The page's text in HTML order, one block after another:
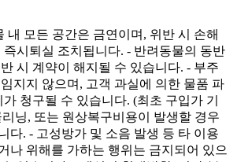
내 모든 공간은 금연이며, 위반 시 손해
즉시퇴실 조치됩니다. - 반려동물의 동반
시 계약이 해지될 수 있습니다. - 부주
지지 않으며, 고객 과실에 의한 물품 파
청구될 수 있습니다. (최초 구입가 기
닝, 또는 원상복구비용이 발생할 경우
다. - 고성방가 및 소음 발생 등 타 이용
나 위해를 가하는 행위는 금지되어 있으